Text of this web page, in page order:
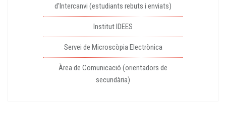
d'Intercanvi (estudiants rebuts i enviats)
Institut IDEES
Servei de Microscòpia Electrònica
Àrea de Comunicació (orientadors de
secundària)